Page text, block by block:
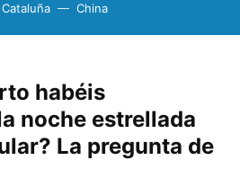
Cataluña China
habéis
noche estrellada
La pregunta de